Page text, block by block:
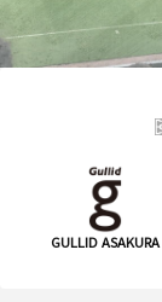
GULLID ASAKURA